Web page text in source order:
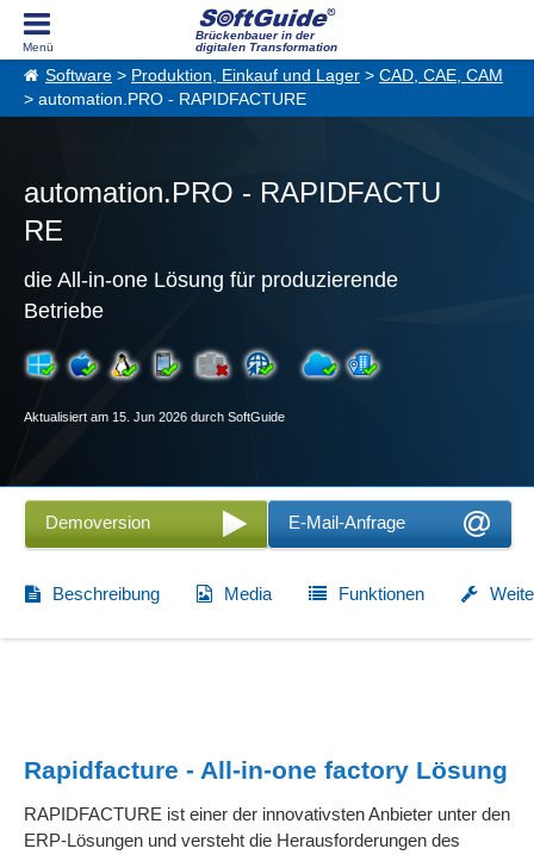
Brückenbauer in der
digitalen Transformation
Software > Produktion, Einkauf und Lager > CAD, CAE, CAM
> automation.PRO - RAPIDFACTURE
automation.PRO - RAPIDFACTU
RE
die All-in-one Lösung für produzierende
Betriebe
Aktualisiert am 15. Jun 2026 durch SoftGuide
Demoversion E-Mail-Anfrage
Beschreibung Media Funktionen
Rapidfacture - All-in-one factory Lösung
RAPIDFACTURE ist einer der innovativsten Anbieter unter den
ERP-Lösungen und versteht die Herausforderungen des